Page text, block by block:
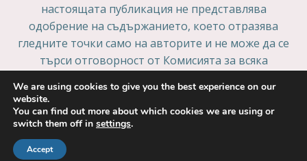
настоящата публикация не представлява
одобрение на съдържанието, което отразява
гледните точки само на авторите и не може да се
търси отговорност от Комисията за всяка
информацията, съдържаща се в нея.
Собственост на съдържание и политика за
поверителност на данните
We are using cookies to give you the best experience on our
website.
You can find out more about which cookies we are using or
switch them off in settings.
Accept